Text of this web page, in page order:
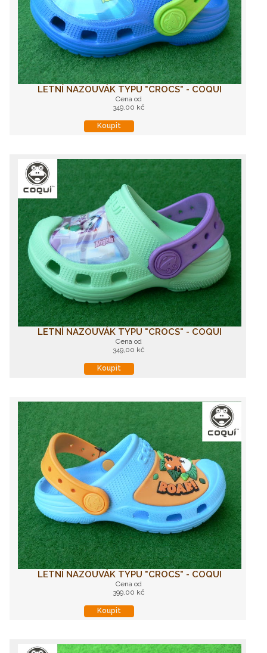
LETNÍ NAZOUVÁK TYPU "CROCS" - COQUI
Cena od
349,00 kč
Koupit
LETNÍ NAZOUVÁK TYPU "CROCS" - COQUI
Cena od
349,00 kč
Koupit
LETNÍ NAZOUVÁK TYPU "CROCS" - COQUI
Cena od
399,00 kč
Koupit